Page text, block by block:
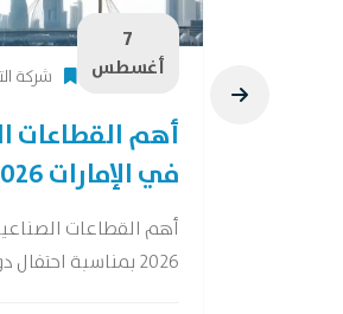
7
أغسطس
شركة
أهم القطاعات
في الإمارات 2026
أهم القطاعات
2026 بمناسبة احتفال دولة الإمارات اليوم